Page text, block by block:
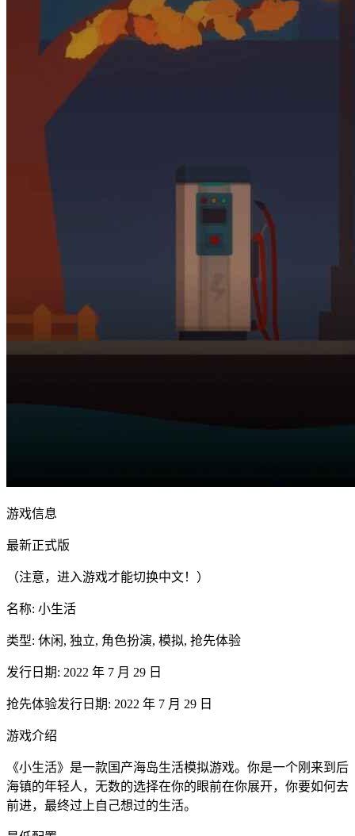
游戏信息
最新正式版
（注意，进入游戏才能切换中文！）
名称: 小生活
类型: 休闲, 独立, 角色扮演, 模拟, 抢先体验
发行日期: 2022 年 7 月 29 日
抢先体验发行日期: 2022 年 7 月 29 日
游戏介绍
《小生活》是一款国产海岛生活模拟游戏。你是一个刚来到后
海镇的年轻人，无数的选择在你的眼前在你展开，你要如何去
前进，最终过上自己想过的生活。